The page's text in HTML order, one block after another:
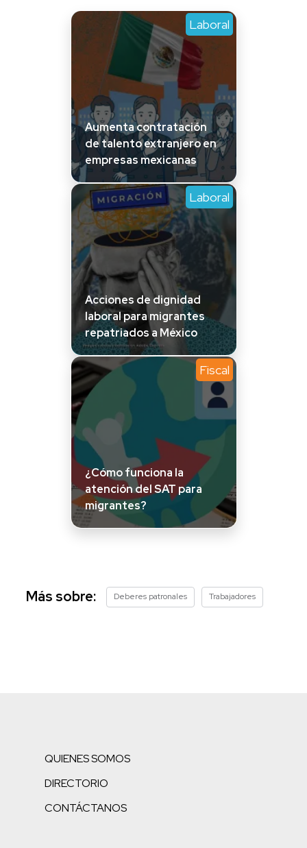
Laboral
Aumenta contratación
de talento extranjero en
empresas mexicanas
Laboral
Acciones de dignidad
laboral para migrantes
repatriados a México
Fiscal
¿Cómo funciona la
atención del SAT para
migrantes?
Más sobre: Deberes patronales Trabajadores
QUIENES SOMOS
DIRECTORIO
CONTÁCTANOS